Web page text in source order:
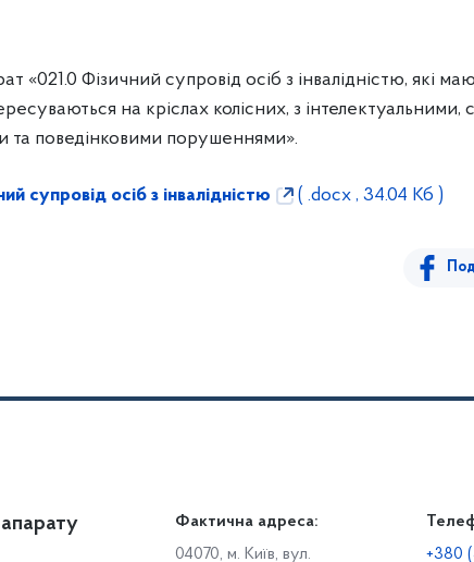
«021.0 Фізичний супровід осіб з інвалідністю, які
на кріслах колісних, з
та поведінковими порушеннями».
супровід осіб з інвалідністю ( .docx , 34.04 Кб )
Громадянам
Доступ до публічної інформації
Фактична адреса:
04070, м. Київ, вул.
+380